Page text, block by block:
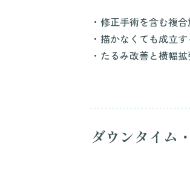
・修正手術を含む複
・描かなくても成立
・たるみ改善と横幅
ダウンタイム